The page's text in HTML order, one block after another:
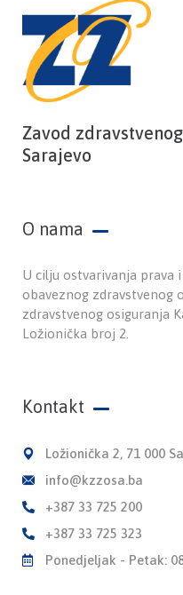
Zavod
Sarajevo
O nama
U cilju ostvarivanja prava
obaveznog zdravstvenog
zdravstvenog osiguranja
Ložionička broj 2.
Kontakt
Ložionička 2, 71 000
info@kzzosa.ba
+387 33 725 200
+387 33 725 323
Ponedjeljak - Petak: